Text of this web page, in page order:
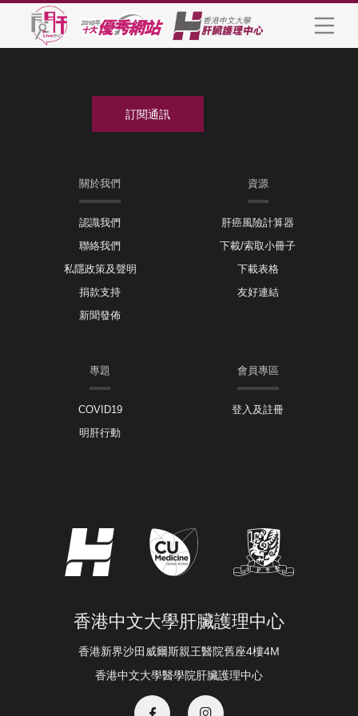
關於我們
認識我們
聯絡我們
私隱政策及聲明
捐款支持
新聞發佈
資源
肝癌風險計算器
下載/索取小冊子
下載表格
友好連結
專題
COVID19
明肝行動
會員專區
登入及註冊
香港中文大學肝臟護理中心
香港新界沙田威爾斯親王醫院舊座4樓4M
香港中文大學醫學院肝臟護理中心